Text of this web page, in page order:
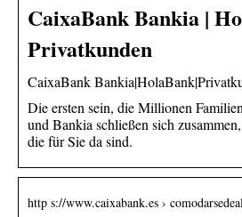
CaixaBank Bankia |
Privatkunden
CaixaBank
Die ersten sein, die Millionen
und Bankia schließen sich
die für Sie da sind.
http s://www.caixabank.es ›